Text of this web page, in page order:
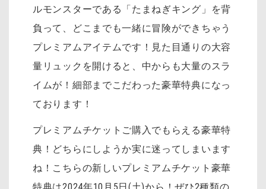
ルモンスターである「たまねぎキング」を背
負って、どこまでも一緒に冒険ができちゃう
プレミアムアイテムです！見た目通りの大容
量リュックを開けると、中からも大量のスラ
イムが！細部までこだわった豪華特典になっ
ております！
プレミアムチケットご購入でもらえる豪華特
典！どちらにしようか実に迷ってしまいます
ね！こちらの新しいプレミアムチケット豪華
特典は2024年10月5日(土)から！ぜひ2種類の